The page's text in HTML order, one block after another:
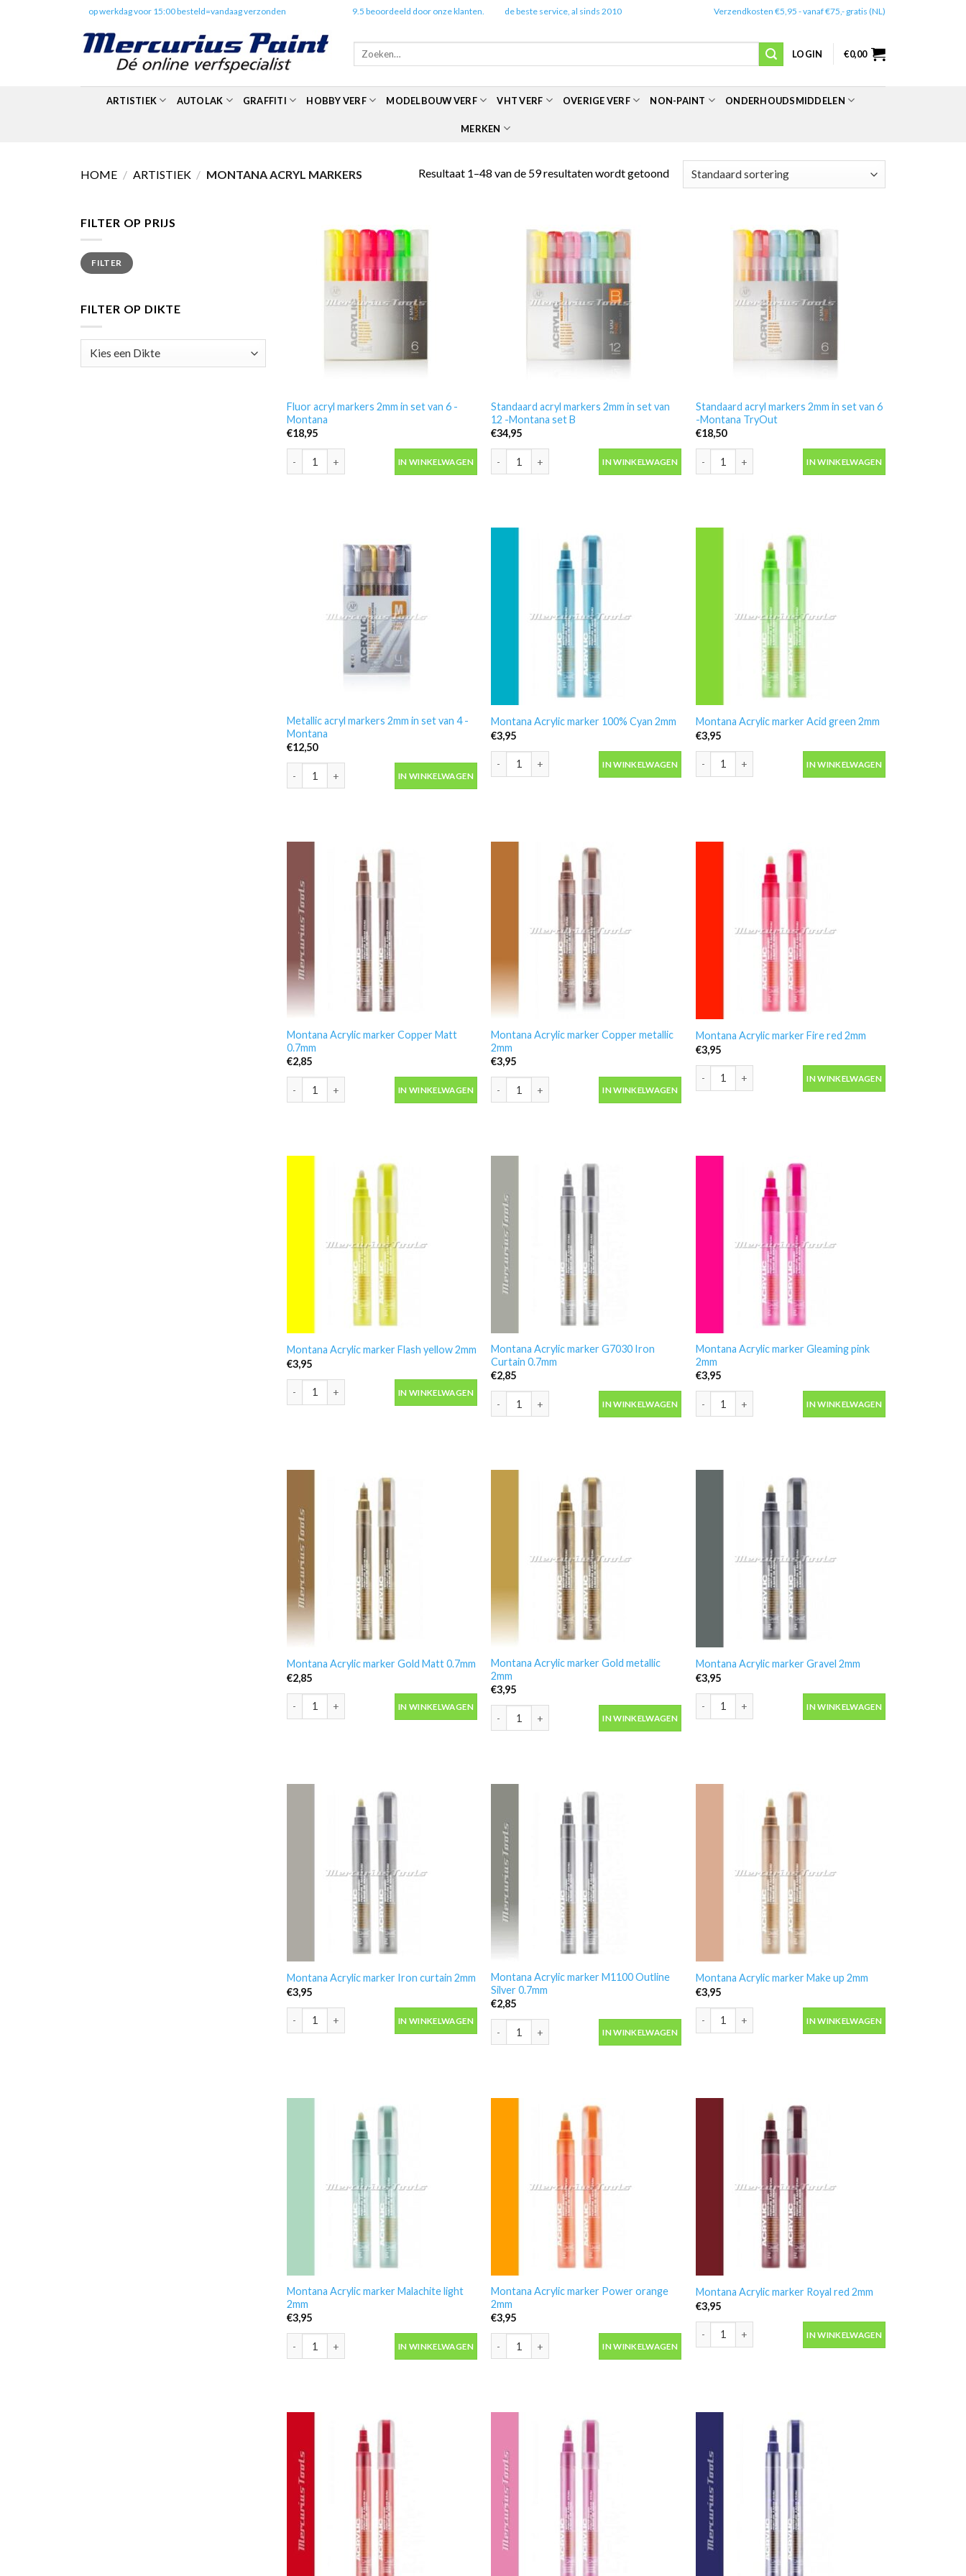
op werkdag voor 15:00 besteld=vandaag verzonden 9.5 beoordeeld door onze klanten. de beste service, al sinds 2010 Verzendkosten €5,95 - vanaf €75,- gratis (NL)
Zoeken
LOGIN €0,00
ARTISTIEK AUTOLAK GRAFFITI HOBBY VERF MODELBOUW VERF VHT VERF OVERIGE VERF NON-PAINT ONDERHOUDSMIDDELEN
MERKEN
HOME / ARTISTIEK / MONTANA ACRYL MARKERS Resultaat 1–48 van de 59 resultaten wordt getoond
FILTER OP PRIJS
Min.
prijs
Max.
prijsFILTER
FILTER OP DIKTE
Fluor acryl markers 2mm in set van 6 -
Montana
€18,95
Fluor acryl markers 2mm in set van 6 -Montana aantal
IN WINKELWAGEN
Standaard acryl markers 2mm in set van
12 -Montana set B
€34,95
Standaard acryl markers 2mm in set van 12 -Montana set B aantal
IN WINKELWAGEN
Standaard acryl markers 2mm in set van 6
-Montana TryOut
€18,50
Standaard acryl markers 2mm in set van 6 -Montana TryOut
IN WINKELWAGEN
Metallic acryl markers 2mm in set van 4 -
Montana
€12,50
Metallic acryl markers 2mm in set van 4 -Montana aantal
IN WINKELWAGEN
Montana Acrylic marker 100% Cyan 2mm
€3,95
Montana Acrylic marker 100% Cyan 2mm aantal
IN WINKELWAGEN
Montana Acrylic marker Acid green 2mm
€3,95
Montana Acrylic marker Acid green 2mm aantal
IN WINKELWAGEN
Montana Acrylic marker Copper Matt
0.7mm
€2,85
Montana Acrylic marker Copper Matt 0.7mm aantal
IN WINKELWAGEN
Montana Acrylic marker Copper metallic
2mm
€3,95
Montana Acrylic marker Copper metallic 2mm aantal
IN WINKELWAGEN
Montana Acrylic marker Fire red 2mm
€3,95
Montana Acrylic marker Fire red 2mm aantal
IN WINKELWAGEN
Montana Acrylic marker Flash yellow 2mm
€3,95
Montana Acrylic marker Flash yellow 2mm aantal
IN WINKELWAGEN
Montana Acrylic marker G7030 Iron
Curtain 0.7mm
€2,85
IN WINKELWAGEN
Montana Acrylic marker Gleaming pink
2mm
€3,95
IN WINKELWAGEN
Montana Acrylic marker Gold Matt 0.7mm
€2,85
Montana Acrylic marker Gold Matt 0.7mm aantal
IN WINKELWAGEN
Montana Acrylic marker Gold metallic
2mm
€3,95
IN WINKELWAGEN
Montana Acrylic marker Gravel 2mm
€3,95
Montana Acrylic marker Gravel 2mm aantal
IN WINKELWAGEN
Montana Acrylic marker Iron curtain 2mm
€3,95
Montana Acrylic marker Iron curtain 2mm aantal
IN WINKELWAGEN
Montana Acrylic marker M1100 Outline
Silver 0.7mm
€2,85
Montana Acrylic marker M1100 Outline Silver 0.7mm aantal
IN WINKELWAGEN
Montana Acrylic marker Make up 2mm
€3,95
Montana Acrylic marker Make up 2mm aantal
IN WINKELWAGEN
Montana Acrylic marker Malachite light
2mm
€3,95
IN WINKELWAGEN
Montana Acrylic marker Power orange
2mm
€3,95
IN WINKELWAGEN
Montana Acrylic marker Royal red 2mm
€3,95
Montana Acrylic marker Royal red 2mm aantal
IN WINKELWAGEN